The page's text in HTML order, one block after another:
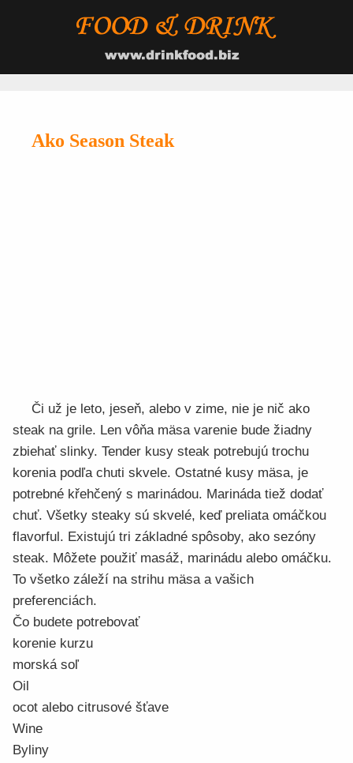
Ako Season Steak
Či už je leto, jeseň, alebo v zime, nie je nič ako
steak na grile. Len vôňa mäsa varenie bude žiadny
zbiehať slinky. Tender kusy steak potrebujú trochu
korenia podľa chuti skvele. Ostatné kusy mäsa, je
potrebné křehčený s marinádou. Marináda tiež dodať
chuť. Všetky steaky sú skvelé, keď preliata omáčkou
flavorful. Existujú tri základné spôsoby, ako sezóny
steak. Môžete použiť masáž, marinádu alebo omáčku.
To všetko záleží na strihu mäsa a vašich
preferenciách.
Čo budete potrebovať
korenie kurzu
morská soľ
Oil
ocot alebo citrusové šťave
Wine
Byliny